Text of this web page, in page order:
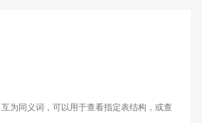
互为同义词，可以用于查看指定表结构，或查